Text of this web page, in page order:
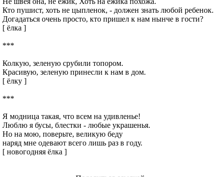
Кто пушист, хоть не цыпленок, - должен знать любой ребенок.
Догадаться очень просто, кто пришел к нам нынче в гости?
[ ёлка ]
***
Колкую, зеленую срубили топором.
Красивую, зеленую принесли к нам в дом.
[ ёлку ]
***
Я модница такая, что всем на удивленье!
Люблю я бусы, блестки - любые украшенья.
Но на мою, поверьте, великую беду
наряд мне одевают всего лишь раз в году.
[ новогодняя ёлка ]